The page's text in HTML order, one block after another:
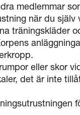
medlemmar
när du själv
träningskläder
eller skor
det är inte